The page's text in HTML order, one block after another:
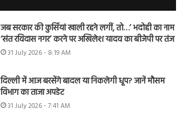
जब सरकार की कुर्सियां खाली रहने लगीं, तो…’ भदोही का नाम
‘संत रविदास नगर’ करने पर अखिलेश यादव का बीजेपी पर तंज
31 July 2026 - 8:19 AM
दिल्ली में आज बरसेंगे बादल या निकलेगी धूप? जानें मौसम
विभाग का ताजा अपडेट
31 July 2026 - 7:41 AM